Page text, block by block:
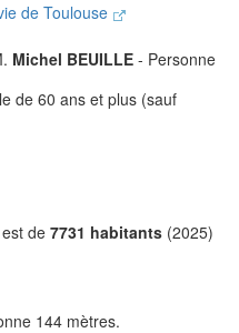
de Toulouse
Michel BEUILLE - Personne
de 60 ans et plus (sauf
de7731 habitants (2025)
144 mètres.